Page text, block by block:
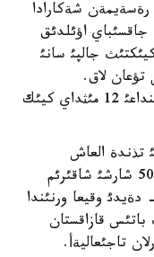
رةسةيمةن شةكارادا
جاقسئباي اؤئلدئق
جالپئ سانئ
82 سئ - بيئل تؤعان لاق.
كؤاگةرلةردئث ايتؤئنشا، بئلتئر مامئر ايئنداعئ 12 مئثداي كيئك
- مامئر كذنئ تذندة العاش
بايقادئق. شامامةن ءبئر تاؤلئك ئشئندة 50 شارشئ شاقئرئم
دةيدئ وقيعا ورنئندا
قازاقستان
تاجئعاليةأ.